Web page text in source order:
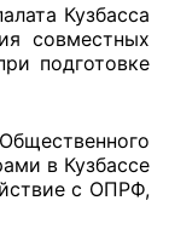
Кузбасса
совместных
подготовке
в Кузбассе
с ОПРФ,